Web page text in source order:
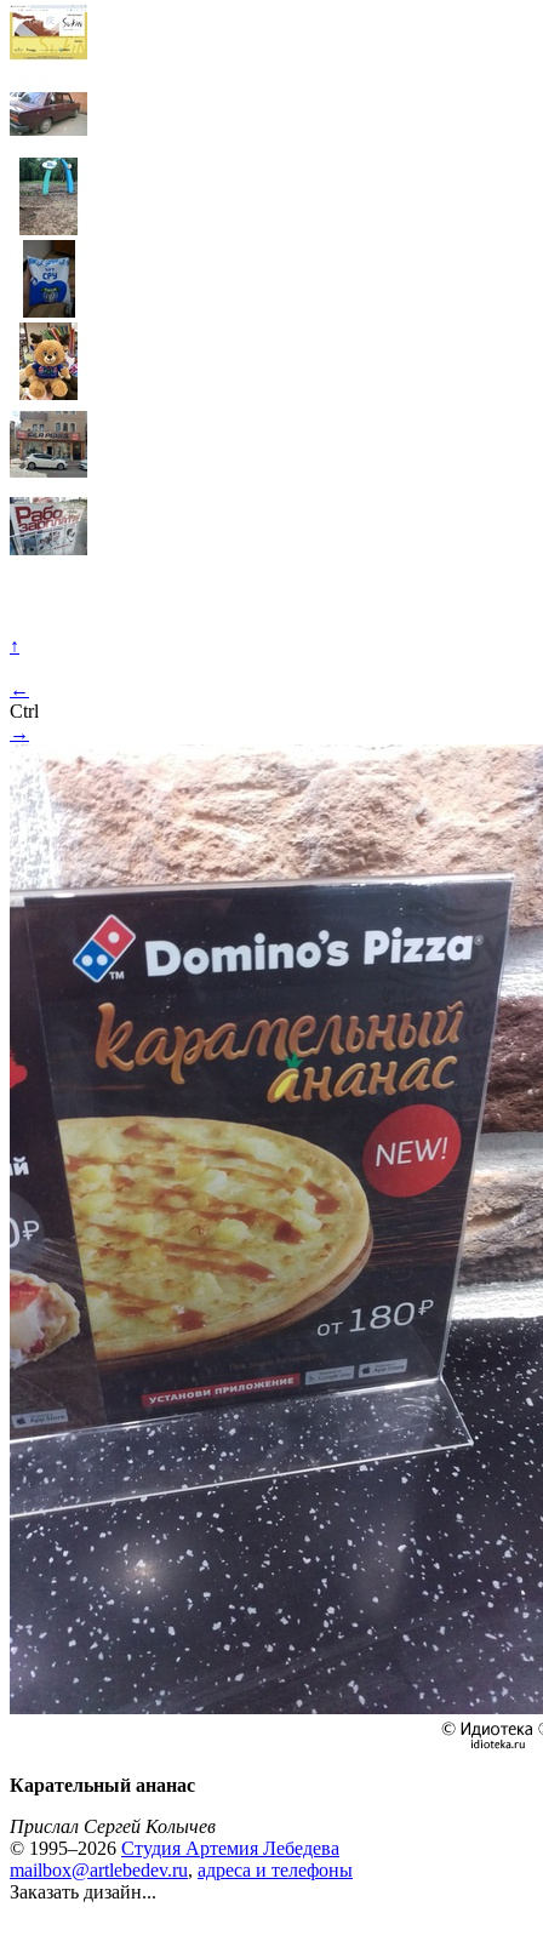
↑
←
Ctrl
→
Карательный ананас
Прислал Сергей Колычев
© 1995–2026 Студия Артемия Лебедева
mailbox@artlebedev.ru, адреса и телефоны
Заказать дизайн...